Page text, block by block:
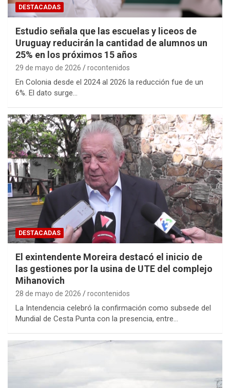
DESTACADAS
Estudio señala que las escuelas y liceos de
Uruguay reducirán la cantidad de alumnos un
25% en los próximos 15 años
29 de mayo de 2026 rocontenidos
En Colonia desde el 2024 al 2026 la reducción fue de un
6%. El dato surge…
DESTACADAS
El exintendente Moreira destacó el inicio de
las gestiones por la usina de UTE del complejo
Mihanovich
28 de mayo de 2026 rocontenidos
La Intendencia celebró la confirmación como subsede del
Mundial de Cesta Punta con la presencia, entre…